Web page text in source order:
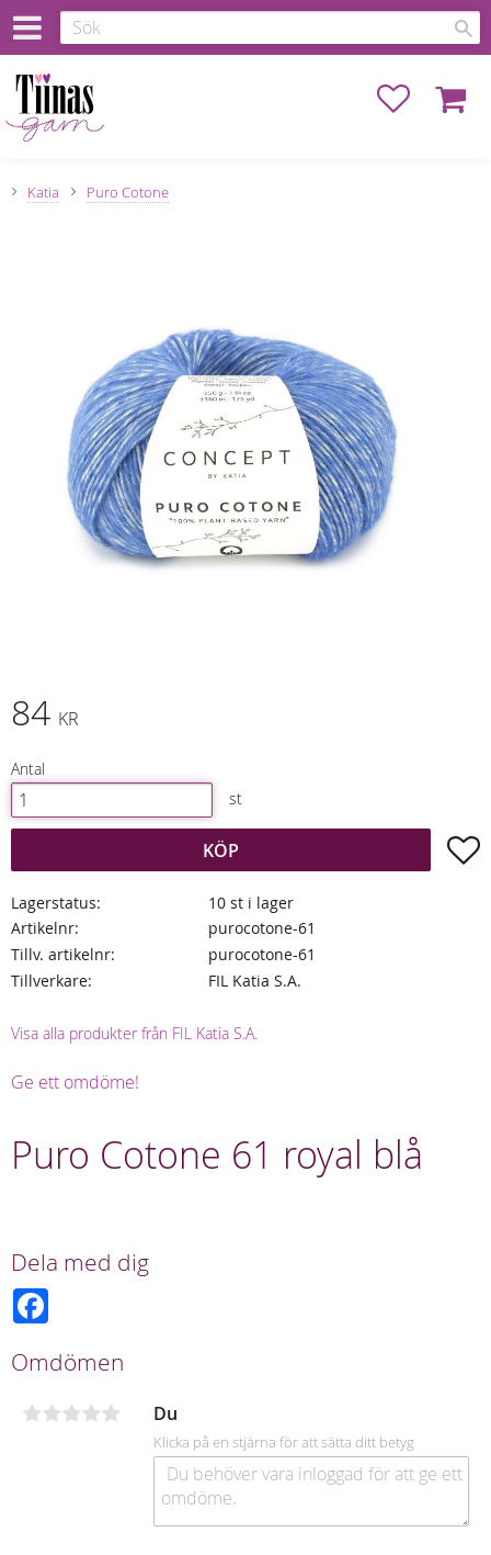
Favoriter
Katia Puro Cotone
84 KR
Antal
st
KÖP
Lagerstatus
10 st i lager
Artikelnr
purocotone-61
Tillv. artikelnr
purocotone-61
Tillverkare
FIL Katia S.A.
Visa alla produkter från FIL Katia S.A.
Ge ett omdöme!
Puro Cotone 61 royal blå
Dela med dig
b
o
k
Omdömen
Du
Klicka på en stjärna för att sätta ditt betyg